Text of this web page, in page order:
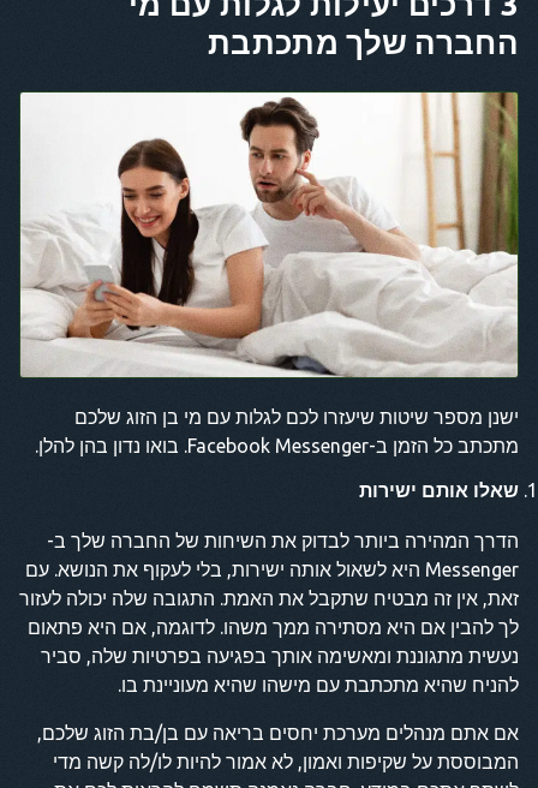
החברה שלך מתכתבת
ישנן מספר שיטות שיעזרו לכם לגלות עם מי בן הזוג שלכם
מתכתב כל הזמן ב-Facebook Messenger. בואו נדון בהן להלן.
שאלו אותם ישירות
הדרך המהירה ביותר לבדוק את השיחות של החברה שלך ב-
Messenger היא לשאול אותה ישירות, בלי לעקוף את הנושא. עם
זאת, אין זה מבטיח שתקבל את האמת. התגובה שלה יכולה לעזור
לך להבין אם היא מסתירה ממך משהו. לדוגמה, אם היא פתאום
נעשית מתגוננת ומאשימה אותך בפגיעה בפרטיות שלה, סביר
להניח שהיא מתכתבת עם מישהו שהיא מעוניינת בו.
אם אתם מנהלים מערכת יחסים בריאה עם בן/בת הזוג שלכם,
המבוססת על שקיפות ואמון, לא אמור להיות לו/לה קשה מדי